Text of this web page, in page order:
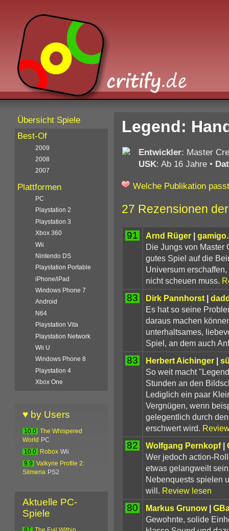
Legend:
Entwickler: Master
USK: Ab 16 Jahre•
Welche Publikation
27 Rezensionen
91 Arnd Rüger|
Die Jungs von Master
gutes Spiel auf die
Universum
nicht scheuen muss.
83 Dirk Pannhorst|
Es hat so seine
daraus machen
unterhaltsames,
Spiel, an dem auch
83 Herbert Aichinger|
So weit macht
Stunden an den
Lediglich ein paar
Vergnügen, wenn
gelegentlich durch
erschwert wird.
82 Wolfgang Pernkopf|
Wer jedoch action-
etwas gelangweilt
Nebenquests spielen
will. Review lesen
80 Markus Grunow|
Gewohnte, solide
Übersicht Spiele
Best-Of
2009
2008
2007
Plattformen
PC
Playstation 2
Playstation 3
Xbox 360
Wii
Nintendo DS
Playstation Portable
iPhone/iPad
Windows Phone 7
Android
N64
Playstation Vita
Playstation Network
Wii U
Windows Phone 8
Playstation 4
Xbox One
♥ by Users
10.0
The Whispered
World
PC
10.0
Robox Wii
9.9
Valkyrie Profile 2:
Silmeria PS2
Aktuelle PC-
Spiele